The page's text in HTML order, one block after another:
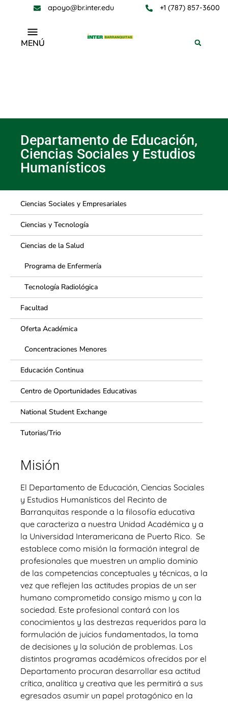
apoyo@br.inter.edu +1 (787) 857-3600
MENÚ
Departamento de Educación,
Ciencias Sociales y Estudios
Humanísticos
Ciencias Sociales y Empresariales
Ciencias y Tecnología
Ciencias de la Salud
Programa de Enfermería
Tecnología Radiológica
Facultad
Oferta Académica
Concentraciones Menores
Educación Continua
Centro de Oportunidades Educativas
National Student Exchange
Tutorias/Trio
Misión
El Departamento de Educación, Ciencias Sociales
y Estudios Humanísticos del Recinto de
Barranquitas responde a la filosofía educativa
que caracteriza a nuestra Unidad Académica y a
la Universidad Interamericana de Puerto Rico. Se
establece como misión la formación integral de
profesionales que muestren un amplio dominio
de las competencias conceptuales y técnicas, a la
vez que reflejen las actitudes propias de un ser
humano comprometido consigo mismo y con la
sociedad. Este profesional contará con los
conocimientos y las destrezas requeridos para la
formulación de juicios fundamentados, la toma
de decisiones y la solución de problemas. Los
distintos programas académicos ofrecidos por el
Departamento procuran desarrollar esa actitud
crítica, analítica y creativa que les permitirá a sus
egresados asumir un papel protagónico en la